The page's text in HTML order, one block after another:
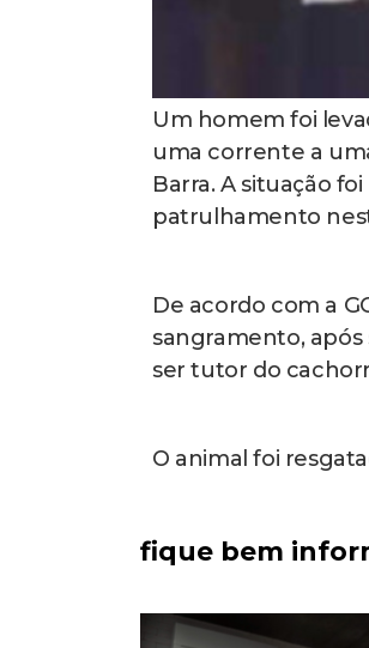
Um homem foi
uma corrente a
Barra. A situação
patrulhamento
De acordo com a
sangramento,
ser tutor do
O animal foi
fique bem